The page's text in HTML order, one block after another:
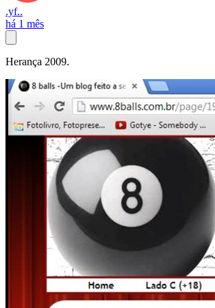
.yf..
há 1 mês
Herança 2009.